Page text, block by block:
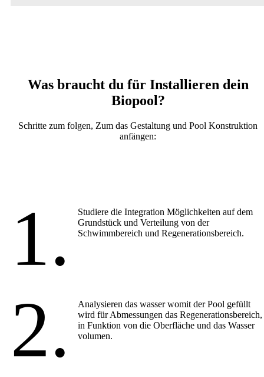
Was braucht du für Installieren dein
Biopool?
Schritte zum folgen, Zum das Gestaltung und Pool Konstruktion
anfängen:
1.
Studiere die Integration Möglichkeiten auf dem
Grundstück und Verteilung von der
Schwimmbereich und Regenerationsbereich.
2.
Analysieren das wasser womit der Pool gefüllt
wird für Abmessungen das Regenerationsbereich,
in Funktion von die Oberfläche und das Wasser
volumen.